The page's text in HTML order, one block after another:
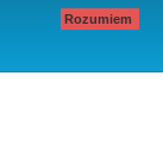
Rozumiem